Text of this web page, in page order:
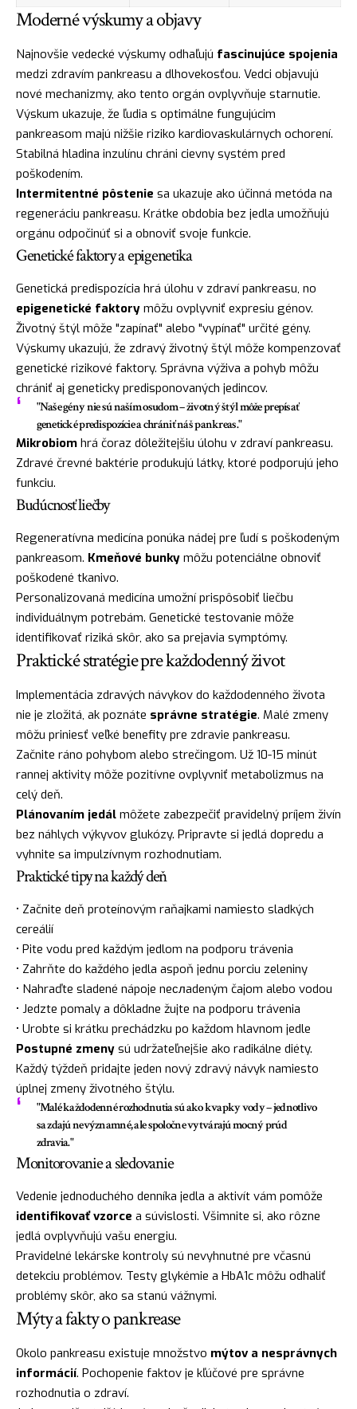
Moderné výskumy a objavy
Najnovšie vedecké výskumy odhaľujú fascinujúce spojenia
medzi zdravím pankreasu a dlhovekosťou. Vedci objavujú
nové mechanizmy, ako tento orgán ovplyvňuje starnutie.
Výskum ukazuje, že ľudia s optimálne fungujúcim
pankreasom majú nižšie riziko kardiovaskulárnych ochorení.
Stabilná hladina inzulínu chráni cievny systém pred
poškodením.
Intermitentné pôstenie sa ukazuje ako účinná metóda na
regeneráciu pankreasu. Krátke obdobia bez jedla umožňujú
orgánu odpočinúť si a obnoviť svoje funkcie.
Genetické faktory a epigenetika
Genetická predispozícia hrá úlohu v zdraví pankreasu, no
epigenetické faktory môžu ovplyvniť expresiu génov.
Životný štýl môže "zapínať" alebo "vypínať" určité gény.
Výskumy ukazujú, že zdravý životný štýl môže kompenzovať
genetické rizikové faktory. Správna výživa a pohyb môžu
chrániť aj geneticky predisponovaných jedincov.
"Naše gény nie sú naším osudom – životný štýl môže prepísať
genetické predispozície a chrániť náš pankreas."
Mikrobiom hrá čoraz dôležitejšiu úlohu v zdraví pankreasu.
Zdravé črevné baktérie produkujú látky, ktoré podporujú jeho
funkciu.
Budúcnosť liečby
Regeneratívna medicína ponúka nádej pre ľudí s poškodeným
pankreasom. Kmeňové bunky môžu potenciálne obnoviť
poškodené tkanivo.
Personalizovaná medicína umožní prispôsobiť liečbu
individuálnym potrebám. Genetické testovanie môže
identifikovať riziká skôr, ako sa prejavia symptómy.
Praktické stratégie pre každodenný život
Implementácia zdravých návykov do každodenného života
nie je zložitá, ak poznáte správne stratégie. Malé zmeny
môžu priniesť veľké benefity pre zdravie pankreasu.
Začnite ráno pohybom alebo strečingom. Už 10-15 minút
rannej aktivity môže pozitívne ovplyvniť metabolizmus na
celý deň.
Plánovaním jedál môžete zabezpečiť pravidelný príjem živín
bez náhlych výkyvov glukózy. Pripravte si jedlá dopredu a
vyhnite sa impulzívnym rozhodnutiam.
Praktické tipy na každý deň
• Začnite deň proteínovým raňajkami namiesto sladkých
cereálií
• Pite vodu pred každým jedlom na podporu trávenia
• Zahrňte do každého jedla aspoň jednu porciu zeleniny
• Nahraďte sladené nápoje neслadeným čajom alebo vodou
• Jedzte pomaly a dôkladne žujte na podporu trávenia
• Urobte si krátku prechádzku po každom hlavnom jedle
Postupné zmeny sú udržateľnejšie ako radikálne diéty.
Každý týždeň pridajte jeden nový zdravý návyk namiesto
úplnej zmeny životného štýlu.
"Malé každodenné rozhodnutia sú ako kvapky vody – jednotlivo
sa zdajú nevýznamné, ale spoločne vytvárajú mocný prúd
zdravia."
Monitorovanie a sledovanie
Vedenie jednoduchého denníka jedla a aktivít vám pomôže
identifikovať vzorce a súvislosti. Všimnite si, ako rôzne
jedlá ovplyvňujú vašu energiu.
Pravidelné lekárske kontroly sú nevyhnutné pre včasnú
detekciu problémov. Testy glykémie a HbA1c môžu odhaliť
problémy skôr, ako sa stanú vážnymi.
Mýty a fakty o pankrease
Okolo pankreasu existuje množstvo mýtov a nesprávnych
informácií. Pochopenie faktov je kľúčové pre správne
rozhodnutia o zdraví.